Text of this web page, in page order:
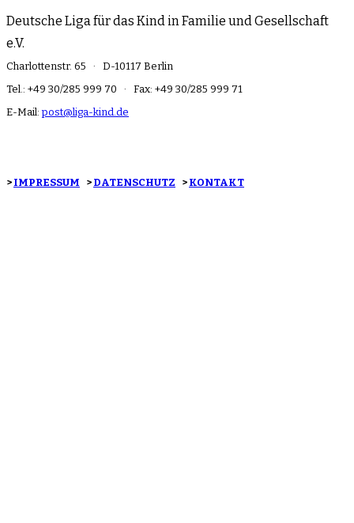
Deutsche Liga für das Kind in Familie und Gesellschaft
e.V.
Charlottenstr. 65 · D-10117 Berlin
Tel.: +49 30/285 999 70 · Fax: +49 30/285 999 71
E-Mail:post@liga-kind.de
> IMPRESSUM > DATENSCHUTZ > KONTAKT